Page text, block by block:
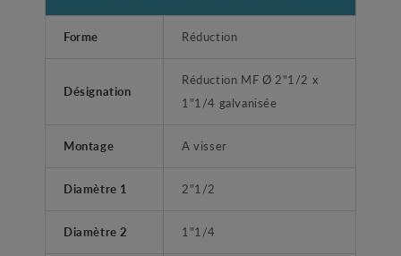
Forme Réduction
Désignation
Réduction MF Ø 2"1/2 x
1"1/4 galvanisée
Montage A visser
Diamètre 1 2"1/2
Diamètre 2 1"1/4